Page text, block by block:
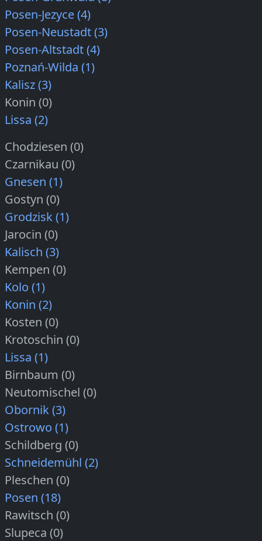
Posen-Jezyce (4)
Posen-Neustadt (3)
Posen-Altstadt (4)
Poznań-Wilda (1)
Kalisz (3)
Konin (0)
Lissa (2)
Chodziesen (0)
Czarnikau (0)
Gnesen (1)
Gostyn (0)
Grodzisk (1)
Jarocin (0)
Kalisch (3)
Kempen (0)
Kolo (1)
Konin (2)
Kosten (0)
Krotoschin (0)
Lissa (1)
Birnbaum (0)
Neutomischel (0)
Obornik (3)
Ostrowo (1)
Schildberg (0)
Schneidemühl (2)
Pleschen (0)
Posen (18)
Rawitsch (0)
Slupeca (0)